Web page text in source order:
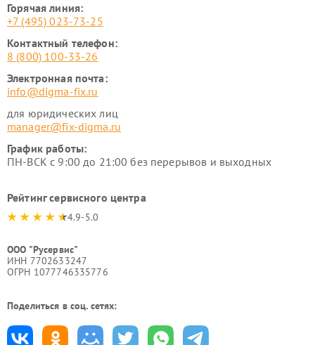
Горячая линия:
+7 (495) 023-73-25
Контактный телефон:
8 (800) 100-33-26
Электронная почта:
info@digma-fix.ru
для юридических лиц
manager@fix-digma.ru
График работы:
ПН-ВСК с 9:00 до 21:00 без перерывов и выходных
Рейтинг сервисного центра
4.9-5.0
ООО "Русервис"
ИНН 7702633247
ОГРН 1077746335776
Поделиться в соц. сетях: